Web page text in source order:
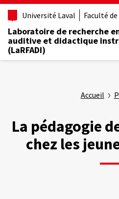
Aller
contenu
principal
Université Laval Faculté
Laboratoire de recherche
auditive et didactique
(LaRFADI)
Accueil
La pédagogie
chez les